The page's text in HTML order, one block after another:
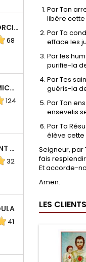
HUILE BÉNITE EXORCISÉE
68
HUILE DE SAINT MICHEL ARCHANGE
124
MÉDAILLE DE SAINT BENOIT EN ALUMINIUM
32
41
Par Ton
libère
Par Ta
efface les
Par les
purifie-la
Par Tes
guéris-la
Par Ton
ensevelis
Par Ta
élève cette
Seigneur, par
fais
Et accorde-
Amen.
LES